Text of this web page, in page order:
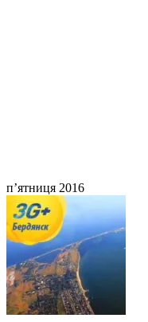
п’ятниця 2016